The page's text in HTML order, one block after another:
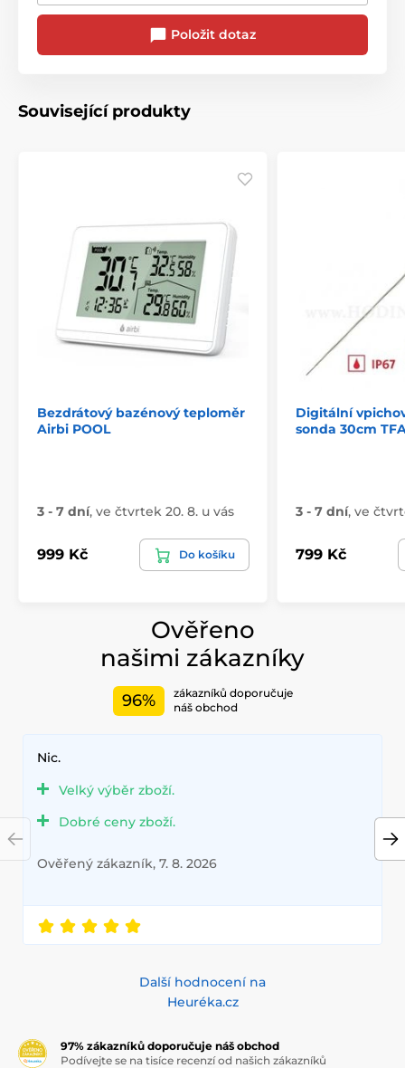
Položit dotaz
Související produkty
Bezdrátový bazénový teploměr
Airbi POOL
3 - 7 dní, ve čtvrtek 20. 8. u vás
999 Kč Do košíku
Digitální
sonda 30cm
3 - 7 dní, ve
799 Kč
Ověřeno
našimi zákazníky
96%
zákazníků doporučuje
náš obchod
Nic.
Velký výběr zboží.
Dobré ceny zboží.
Ověřený zákazník, 7. 8. 2026
Další hodnocení na
Heuréka.cz
97% zákazníků doporučuje náš obchod
Podívejte se na tisíce recenzí od našich zákazníků